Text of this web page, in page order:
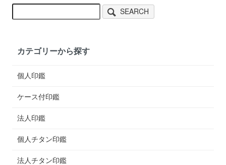
SEARCH
カテゴリーから探す
個人印鑑
ケース付印鑑
法人印鑑
個人チタン印鑑
法人チタン印鑑